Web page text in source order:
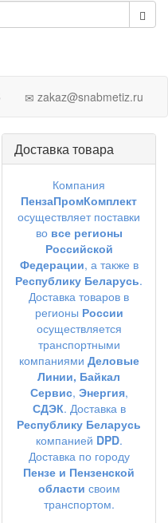
zakaz@snabmetiz.ru
Доставка товара
Компания
ПензаПромКомплект
осуществляет поставки
во все регионы
Российской
Федерации, а также в
Республику Беларусь.
Доставка товаров в
регионы России
осуществляется
транспортными
компаниями Деловые
Линии, Байкал
Сервис, Энергия,
СДЭК. Доставка в
Республику Беларусь
компанией DPD.
Доставка по городу
Пензе и Пензенской
области своим
транспортом.